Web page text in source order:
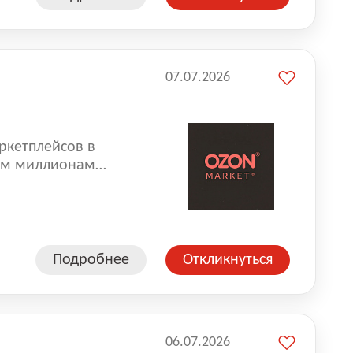
в
миллионам
сети, где
Ozon
Подробнее
07.07.2026
Откликнуться
06.07.2026